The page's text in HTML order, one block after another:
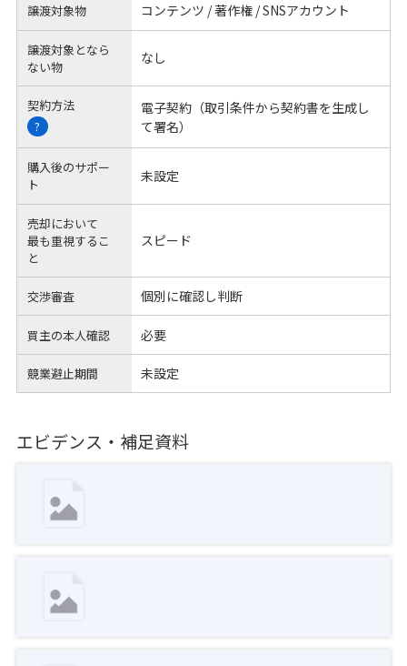
譲渡対象物 コンテンツ / 著作権 / SNSアカウント
譲渡対象となら
ない物
なし
契約方法
?
電子契約（取引条件から契約書を生成し
て署名）
購入後のサポー
ト
未設定
売却において
最も重視するこ
と
スピード
交渉審査 個別に確認し判断
買主の本人確認 必要
競業避止期間 未設定
エビデンス・補足資料